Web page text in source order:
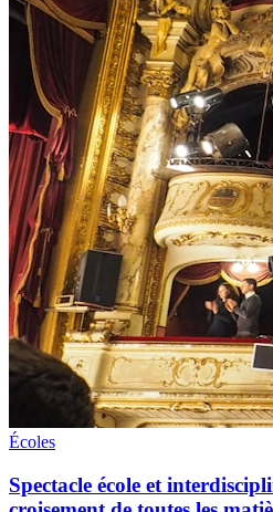
Écoles
Spectacle école et